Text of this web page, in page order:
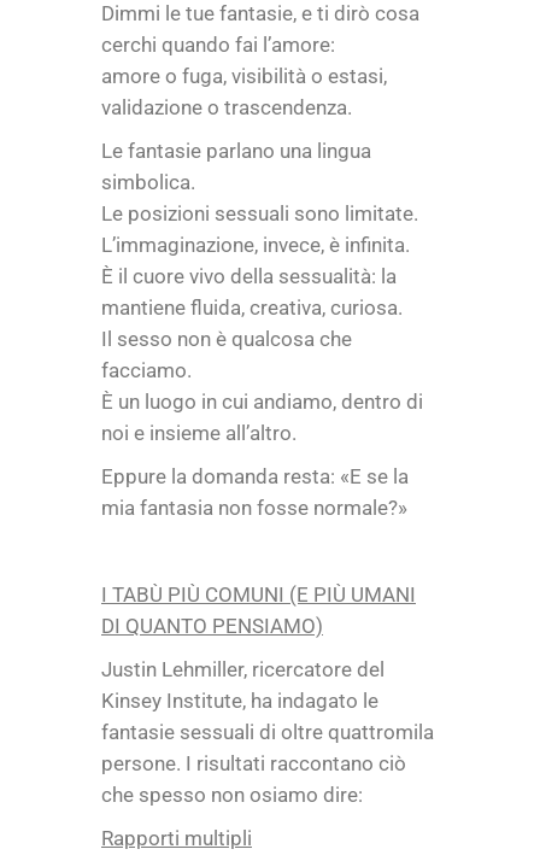
Dimmi le tue fantasie, e ti dirò cosa
cerchi quando fai l’amore:
amore o fuga, visibilità o estasi,
validazione o trascendenza.
Le fantasie parlano una lingua
simbolica.
Le posizioni sessuali sono limitate.
L’immaginazione, invece, è infinita.
È il cuore vivo della sessualità: la
mantiene fluida, creativa, curiosa.
Il sesso non è qualcosa che
facciamo.
È un luogo in cui andiamo, dentro di
noi e insieme all’altro.
Eppure la domanda resta: «E se la
mia fantasia non fosse normale?»
I TABÙ PIÙ COMUNI (E PIÙ UMANI
DI QUANTO PENSIAMO)
Justin Lehmiller, ricercatore del
Kinsey Institute, ha indagato le
fantasie sessuali di oltre quattromila
persone. I risultati raccontano ciò
che spesso non osiamo dire:
Rapporti multipli